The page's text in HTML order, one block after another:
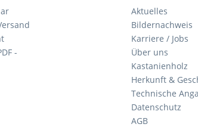
-
Aktuelles
Bildernachweis
Karriere / Jobs
Über uns
Kastanienholz
Herkunft &
Technische
Datenschutz
AGB